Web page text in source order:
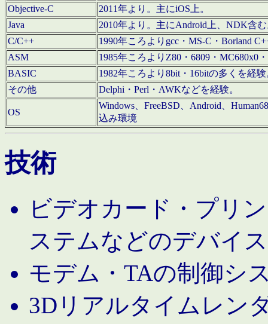
Objective-C
2011年より。主にiOS上。
Java
2010年より。主にAndroid上、NDK含
C/C++
1990年ころよりgcc・MS-C・Borland
ASM
1985年ころよりZ80・6809・MC680x0
BASIC
1982年ころより8bit・16bitの多くを経
その他
Delphi・Perl・AWKなどを経験。
OS
Windows、FreeBSD、Android、
込み環境
技術
ビデオカード・プリ
ステムなどのデバイ
モデム・TAの制御シ
3Dリアルタイムレン